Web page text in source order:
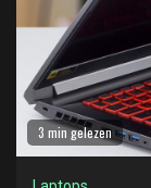
3 min gelezen